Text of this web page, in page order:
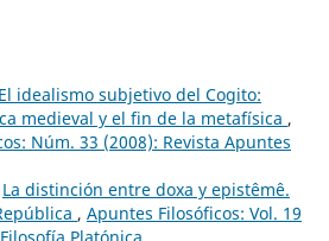
El idealismo subjetivo del Cogito:
medieval y el fin de la metafísica ,
Núm. 33 (2008): Revista Apuntes
La distinción entre doxa y epistêmê.
, Apuntes Filosóficos: Vol. 19